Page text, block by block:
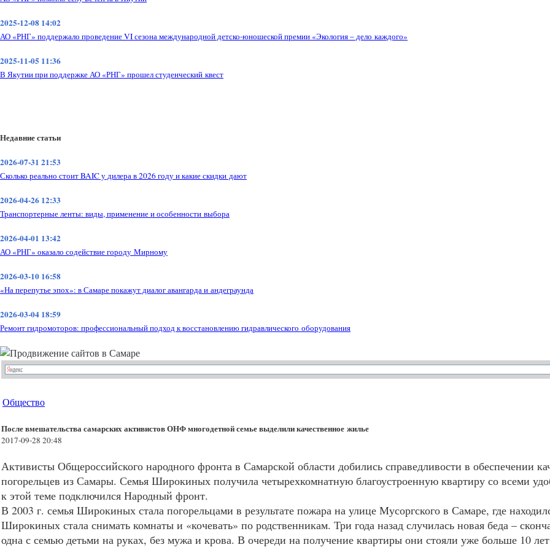
2025-12-08 14:02
АО «РНГ» поддержало проведение VI сезона международной детско-юношеской премии «Экология – дело каждого»
2025-11-05 11:36
В Якутии при поддержке АО «РНГ» прошел студенческий квест
Недавние статьи
2026-07-31 21:53
Сколько реально стоит BAIC у дилера в 2026 году и какие скидки дают
2026-04-26 12:33
Транспортерные ленты: виды, применение и особенности выбора
2026-04-01 13:42
АО «РНГ» оказало содействие городу Мирному
2026-03-10 16:58
«На перепутье эпох»: в Самаре покажут диалог авангарда и андеграунда
2026-03-04 18:59
Ремонт гидромоторов: профессиональный подход к восстановлению гидравлического оборудования
Общество
После вмешательства самарских активистов ОНФ многодетной семье выделили качественное жилье
2017-09-28 20:48
Активисты Общероссийского народного фронта в Самарской области добились справедливости в обеспечении
погорельцев из Самары. Семья Широкиных получила четырехкомнатную благоустроенную квартиру со всеми
к этой теме подключился Народный фронт.
В 2003 г. семья Широкиных стала погорельцами в результате пожара на улице Мусоргского в Самаре, где
Широкиных стала снимать комнаты и «кочевать» по родственникам. Три года назад случилась новая беда –
одна с семью детьми на руках, без мужа и крова. В очереди на получение квартиры они стояли уже больше 10